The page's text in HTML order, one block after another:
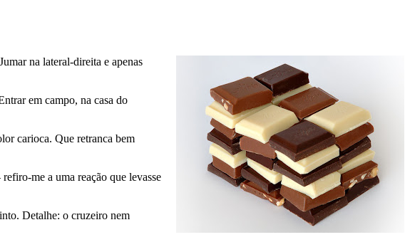
na lateral-direita e apenas
em campo, na casa do
carioca. Que retranca bem
me a uma reação que levasse
Detalhe: o cruzeiro nem